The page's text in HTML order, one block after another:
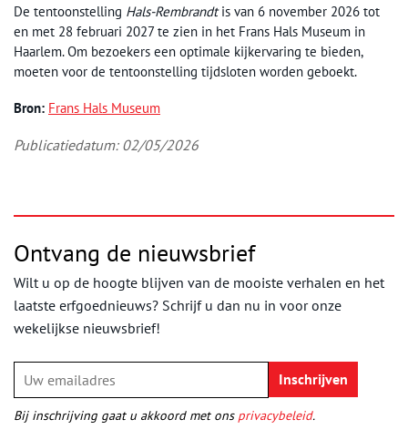
De tentoonstelling Hals-Rembrandtis van 6 november 2026 tot
en met 28 februari 2027 te zien in het Frans Hals Museum in
Haarlem. Om bezoekers een optimale kijkervaring te bieden,
moeten voor de tentoonstelling tijdsloten worden geboekt.
Bron: Frans Hals Museum
Publicatiedatum: 02/05/2026
Ontvang de nieuwsbrief
Wilt u op de hoogte blijven van de mooiste verhalen en het
laatste erfgoednieuws? Schrijf u dan nu in voor onze
wekelijkse nieuwsbrief!
Bij inschrijving gaat u akkoord met ons privacybeleid.